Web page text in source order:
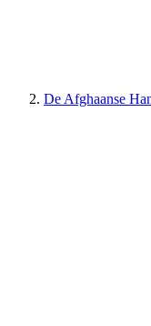
De Afghaanse